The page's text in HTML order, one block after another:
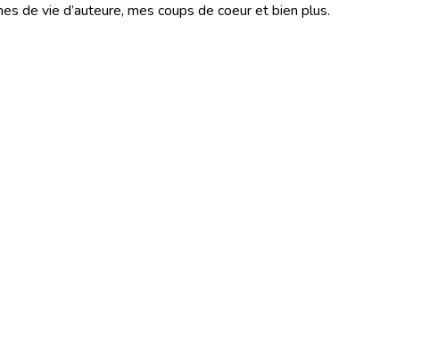
de vie d’auteure, mes coups de coeur et bien plus.